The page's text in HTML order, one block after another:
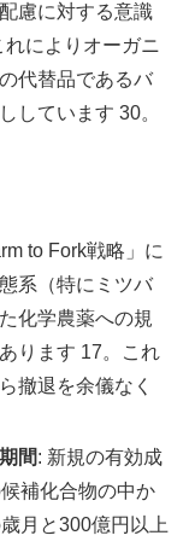
慮に対する意識
によりオーガニ
代替品であるバ
しています 30。
to Fork戦略」に
系（特にミツバ
化学農薬への規
ります 17。これ
撤退を余儀なく
間: 新規の有効成
補化合物の中か
月と300億円以上